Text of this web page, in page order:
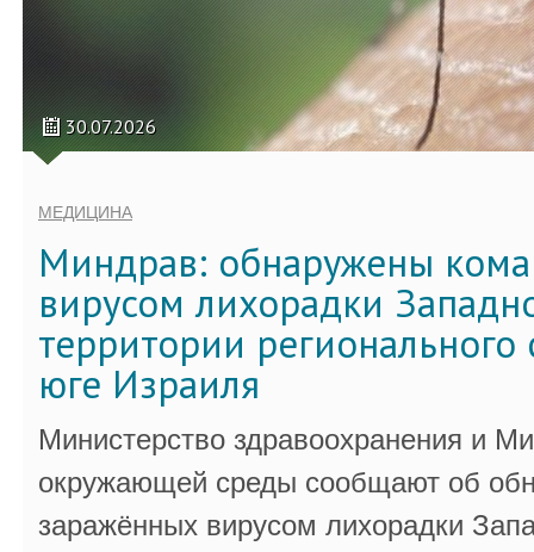
30.07.2026
МЕДИЦИНА
Миндрав: обнаружены
вирусом лихорадки
территории регионального
юге Израиля
Министерство здравоохранения и
окружающей среды сообщают об
заражённых вирусом лихорадки